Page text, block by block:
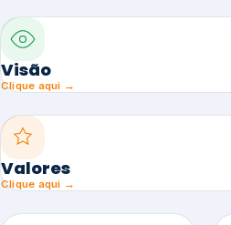
Visão
Clique aqui →
Valores
Clique aqui →